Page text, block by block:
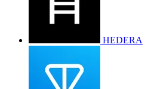
HEDERA